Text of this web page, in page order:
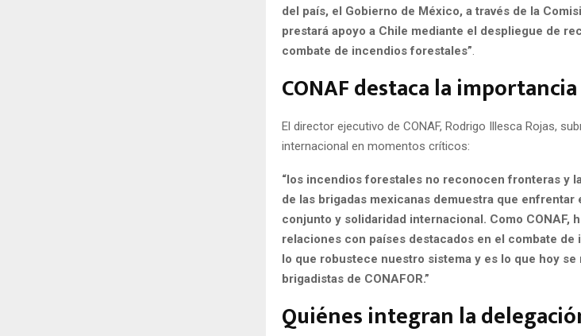
del país, el Gobierno de México, a través de la
prestará apoyo a Chile mediante el despliegue de
combate de incendios forestales”.
CONAF destaca la
El director ejecutivo de CONAF, Rodrigo Illesca Rojas,
internacional en momentos críticos:
“los incendios forestales no reconocen fronteras y
de las brigadas mexicanas demuestra que
conjunto y solidaridad internacional. Como CONAF,
relaciones con países destacados en el combate
lo que robustece nuestro sistema y es lo que hoy
brigadistas de CONAFOR.”
Quiénes integran la